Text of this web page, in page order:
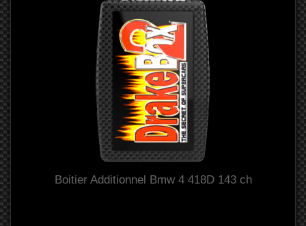
Boitier Additionnel Bmw 4 418D 143 ch